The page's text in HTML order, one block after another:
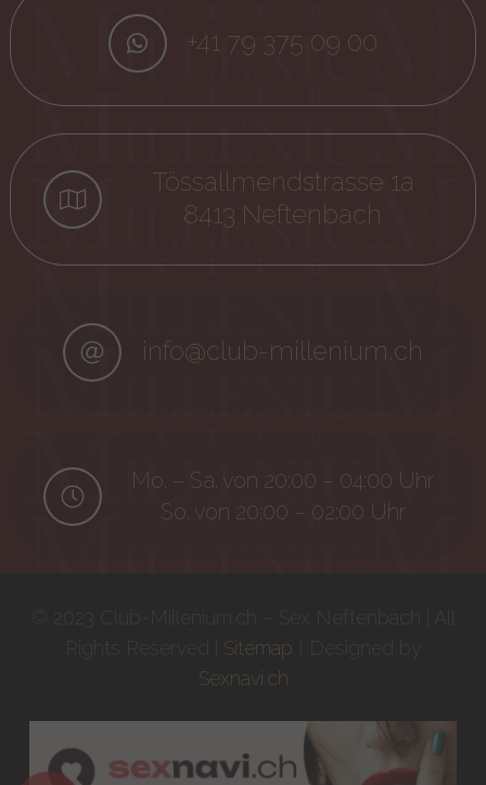
+41 79 375 09 00
Tössallmendstrasse 1a
8413 Neftenbach
info@club-millenium.ch
Mo. – Sa. von 20:00 – 04:00 Uhr
So. von 20:00 – 02:00 Uhr
Sitemap
Sexnavi.ch